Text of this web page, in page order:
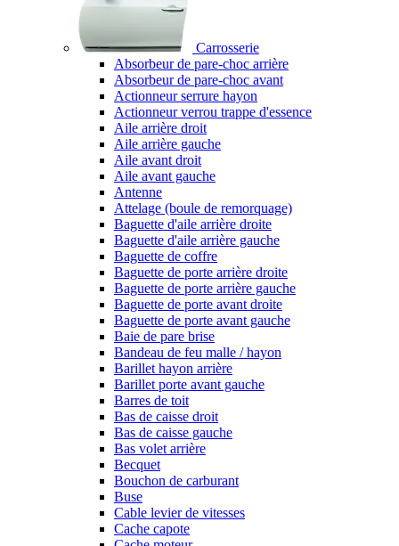
Carrosserie
Absorbeur de pare-choc arrière
Absorbeur de pare-choc avant
Actionneur serrure hayon
Actionneur verrou trappe d'essence
Aile arrière droit
Aile arrière gauche
Aile avant droit
Aile avant gauche
Antenne
Attelage (boule de remorquage)
Baguette d'aile arrière droite
Baguette d'aile arrière gauche
Baguette de coffre
Baguette de porte arrière droite
Baguette de porte arrière gauche
Baguette de porte avant droite
Baguette de porte avant gauche
Baie de pare brise
Bandeau de feu malle / hayon
Barillet hayon arrière
Barillet porte avant gauche
Barres de toit
Bas de caisse droit
Bas de caisse gauche
Bas volet arrière
Becquet
Bouchon de carburant
Buse
Cable levier de vitesses
Cache capote